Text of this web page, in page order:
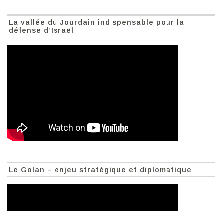
La vallée du Jourdain indispensable pour la
défense d’Israël
Le Golan – enjeu stratégique et diplomatique